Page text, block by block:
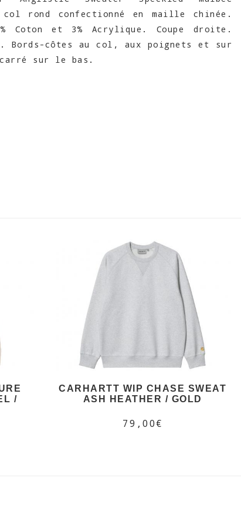
rond confectionné en maille chinée.
Coton et 3% Acrylique. Coupe droite.
Bords-côtes au col, aux poignets et sur
sur le bas.
/
CARHARTT WIP CHASE SWEAT
ASH HEATHER / GOLD
79,00€